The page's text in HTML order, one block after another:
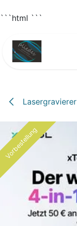
```html ```
Lasergravierer
Vorbestellung